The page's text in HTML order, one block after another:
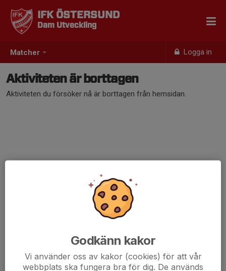
Matcher Logga in
IFK ÖSTERSUND
Dam Utveckling
Aktiviteten är borttagen
Aktiviteten du försöker nå är borttagen från hemsidan.
Godkänn kakor
Vi använder oss av kakor (cookies) för att vår
webbplats ska fungera bra för dig. De används